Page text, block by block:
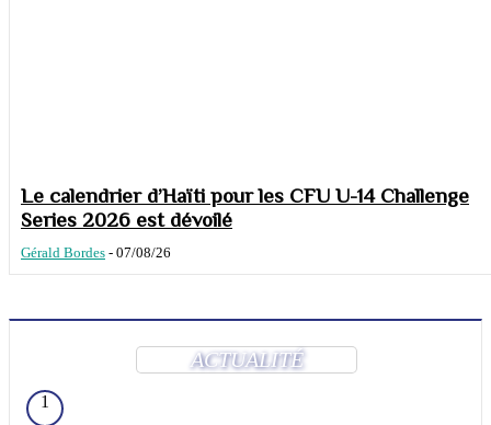
Le calendrier d’Haïti pour les CFU U-14 Challenge
Series 2026 est dévoilé
Gérald Bordes - 07/08/26
ACTUALITÉ
1